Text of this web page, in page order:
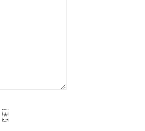
*